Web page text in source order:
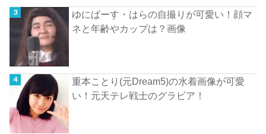
ゆにばーす・はらの自撮りが可愛い！顔マ
ネと年齢やカップは？画像
重本ことり(元Dream5)の水着画像が可愛
い！元天テレ戦士のグラビア！